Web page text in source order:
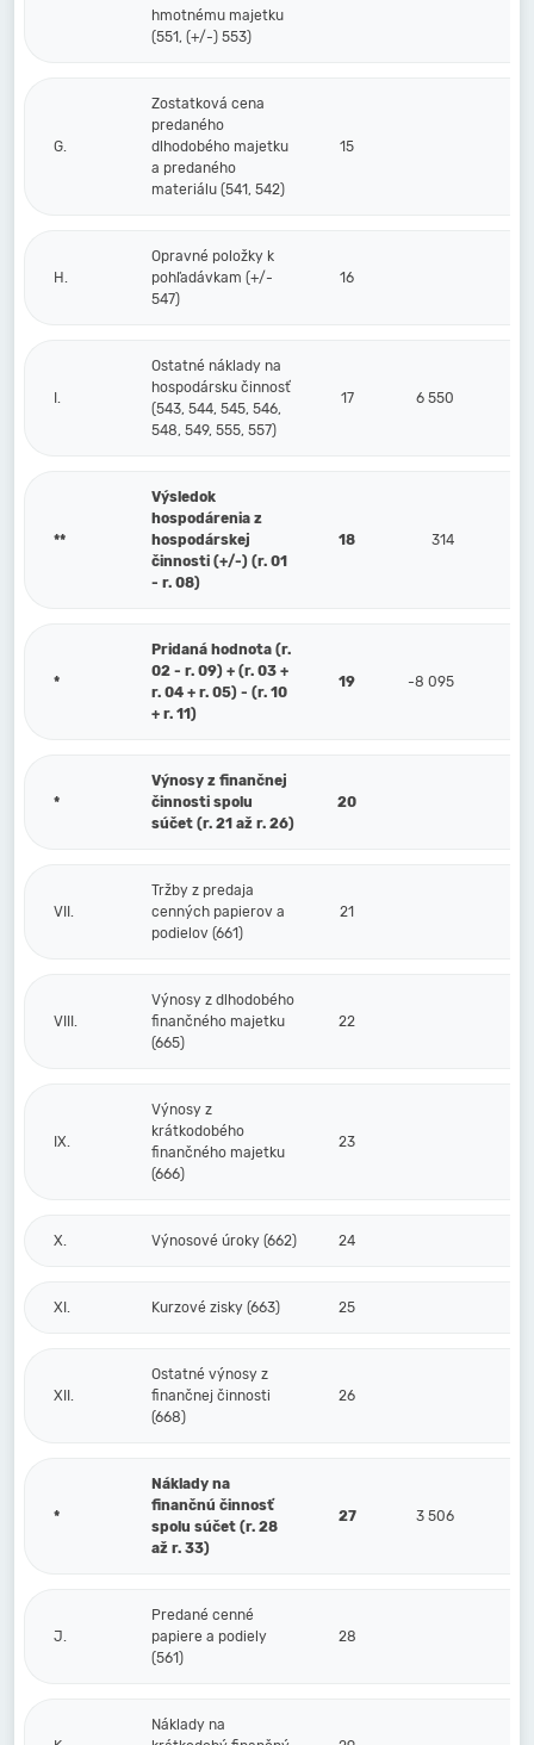
hmotnému majetku
(551, (+/-) 553)
G.
Zostatková cena
predaného
dlhodobého majetku
a predaného
materiálu (541, 542)
15
H.
Opravné položky k
pohľadávkam (+/-
547)
16
I.
Ostatné náklady na
hospodársku činnosť
(543, 544, 545, 546,
548, 549, 555, 557)
17 6 550
**
Výsledok
hospodárenia z
hospodárskej
činnosti (+/-) (r. 01
- r. 08)
18 314
*
Pridaná hodnota (r.
02 - r. 09) + (r. 03 +
r. 04 + r. 05) - (r. 10
+ r. 11)
19 -8 095
*
Výnosy z finančnej
činnosti spolu
súčet (r. 21 až r. 26)
20
VII.
Tržby z predaja
cenných papierov a
podielov (661)
21
VIII.
Výnosy z dlhodobého
finančného majetku
(665)
22
IX.
Výnosy z
krátkodobého
finančného majetku
(666)
23
X. Výnosové úroky (662) 24
XI. Kurzové zisky (663) 25
XII.
Ostatné výnosy z
finančnej činnosti
(668)
26
*
Náklady na
finančnú činnosť
spolu súčet (r. 28
až r. 33)
27 3 506
J.
Predané cenné
papiere a podiely
(561)
28
Náklady na